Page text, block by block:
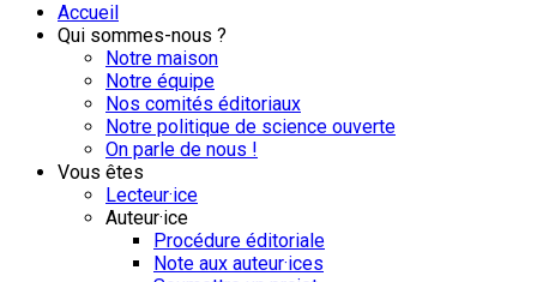
Accueil
Qui sommes-nous ?
Notre maison
Notre équipe
Nos comités éditoriaux
Notre politique de science ouverte
On parle de nous !
Vous êtes
Lecteur·ice
Auteur·ice
Procédure éditoriale
Note aux auteur·ices